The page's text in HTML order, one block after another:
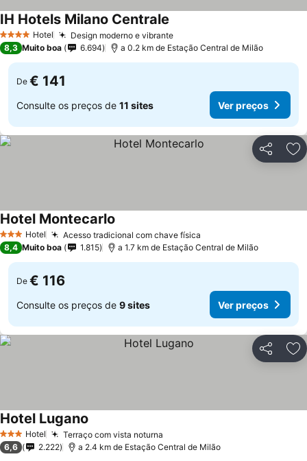
4 EstrelasHotel Design moderno e vibrante
IH Hotels Milano Centrale
8,3 Muito boa 6.694 a 0.2 km de Estação Central de Milão
De € 141
Consulte os preços de 11 sites Ver preços
Partilhar
3 EstrelasHotel Acesso tradicional com chave física
Hotel Montecarlo
8,4 Muito boa 1.815 a 1.7 km de Estação Central de Milão
De € 116
Consulte os preços de 9 sites Ver preços
Partilhar
3 EstrelasHotel Terraço com vista noturna
Hotel Lugano
6,6 2.222 a 2.4 km de Estação Central de Milão